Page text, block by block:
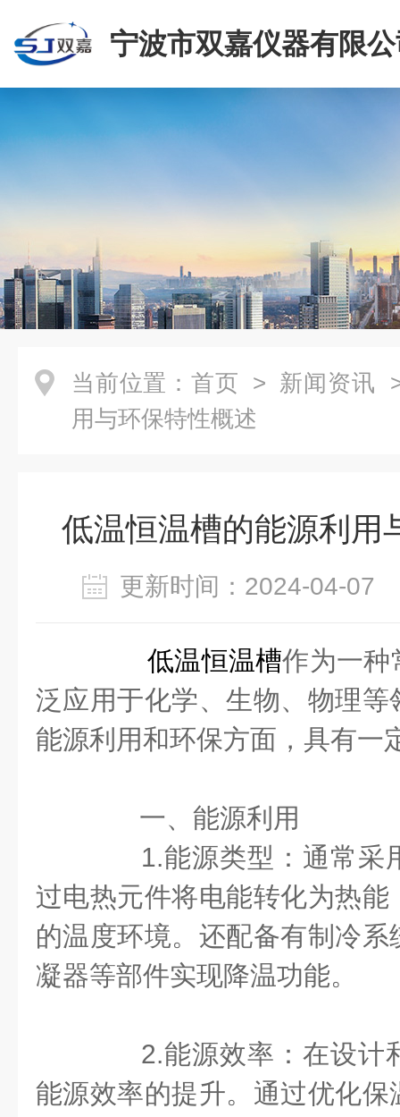
宁波市双嘉仪器有限
当前位置： 首页 > 新闻资讯
用与环保特性概述
低温恒温槽的能源利用
更新时间：2024-04-
低温恒温槽作为一种
泛应用于化学、生物、物理
能源利用和环保方面，具有一
一、能源利用
1.能源类型：通常采
过电热元件将电能转化为热
的温度环境。还配备有制冷
凝器等部件实现降温功能。
2.能源效率：在设计
能源效率的提升。通过优化